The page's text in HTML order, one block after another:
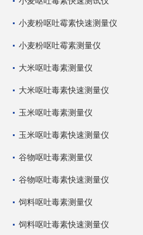
小麦粉呕吐霉素快速测量仪
小麦粉呕吐霉素测量仪
大米呕吐毒素测量仪
大米呕吐毒素快速测量仪
玉米呕吐毒素测量仪
玉米呕吐毒素快速测量仪
谷物呕吐毒素测量仪
谷物呕吐毒素快速测量仪
饲料呕吐毒素测量仪
饲料呕吐毒素快速测量仪